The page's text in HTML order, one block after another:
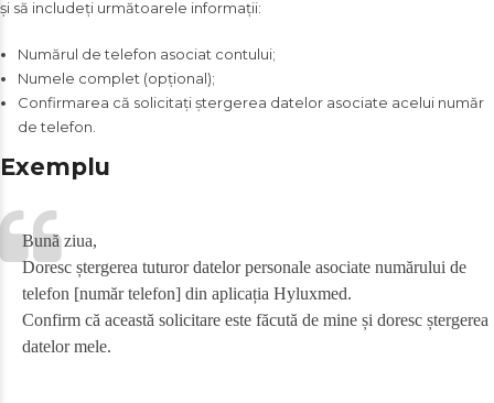
și să includeți următoarele informații:
Numărul de telefon asociat contului;
Numele complet (opțional);
Confirmarea că solicitați ștergerea datelor asociate acelui număr
de telefon.
Exemplu
Bună ziua,
Doresc ștergerea tuturor datelor personale asociate numărului de
telefon [număr telefon] din aplicația Hyluxmed.
Confirm că această solicitare este făcută de mine și doresc ștergerea
datelor mele.